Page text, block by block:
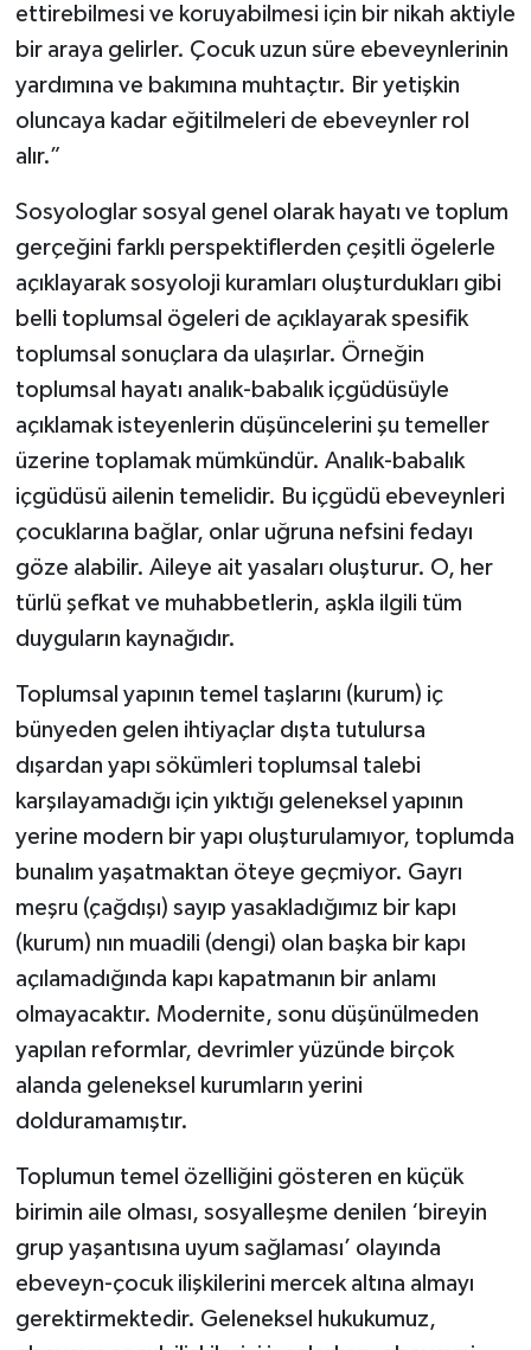
ettirebilmesi ve koruyabilmesi için bir nikah aktiyle
bir araya gelirler. Çocuk uzun süre ebeveynlerinin
yardımına ve bakımına muhtaçtır. Bir yetişkin
oluncaya kadar eğitilmeleri de ebeveynler rol
alır.”
Sosyologlar sosyal genel olarak hayatı ve toplum
gerçeğini farklı perspektiflerden çeşitli ögelerle
açıklayarak sosyoloji kuramları oluşturdukları gibi
belli toplumsal ögeleri de açıklayarak spesifik
toplumsal sonuçlara da ulaşırlar. Örneğin
toplumsal hayatı analık-babalık içgüdüsüyle
açıklamak isteyenlerin düşüncelerini şu temeller
üzerine toplamak mümkündür. Analık-babalık
içgüdüsü ailenin temelidir. Bu içgüdü ebeveynleri
çocuklarına bağlar, onlar uğruna nefsini fedayı
göze alabilir. Aileye ait yasaları oluşturur. O, her
türlü şefkat ve muhabbetlerin, aşkla ilgili tüm
duyguların kaynağıdır.
Toplumsal yapının temel taşlarını (kurum) iç
bünyeden gelen ihtiyaçlar dışta tutulursa
dışardan yapı sökümleri toplumsal talebi
karşılayamadığı için yıktığı geleneksel yapının
yerine modern bir yapı oluşturulamıyor, toplumda
bunalım yaşatmaktan öteye geçmiyor. Gayrı
meşru (çağdışı) sayıp yasakladığımız bir kapı
(kurum) nın muadili (dengi) olan başka bir kapı
açılamadığında kapı kapatmanın bir anlamı
olmayacaktır. Modernite, sonu düşünülmeden
yapılan reformlar, devrimler yüzünde birçok
alanda geleneksel kurumların yerini
dolduramamıştır.
Toplumun temel özelliğini gösteren en küçük
birimin aile olması, sosyalleşme denilen ‘bireyin
grup yaşantısına uyum sağlaması’ olayında
ebeveyn-çocuk ilişkilerini mercek altına almayı
gerektirmektedir. Geleneksel hukukumuz,